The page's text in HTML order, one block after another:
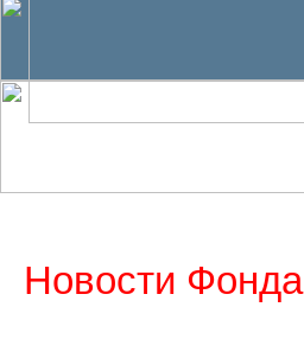
Новости Фонда